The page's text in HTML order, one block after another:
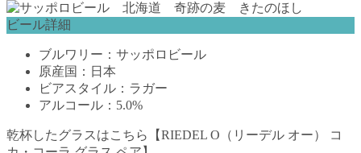
ビール詳細
ブルワリー：サッポロビール
原産国：日本
ビアスタイル：ラガー
アルコール：5.0%
乾杯したグラスはこちら【RIEDEL O（リーデル オー） コ